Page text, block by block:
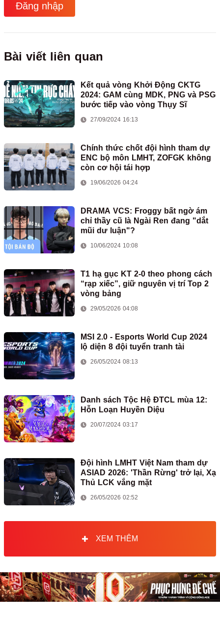
Đăng nhập
Bài viết liên quan
Kết quả vòng Khởi Động CKTG
2024: GAM cùng MDK, PNG và PSG
bước tiếp vào vòng Thụy Sĩ
27/09/2024 16:13
Chính thức chốt đội hình tham dự
ENC bộ môn LMHT, ZOFGK không
còn cơ hội tái hợp
19/06/2026 04:24
DRAMA VCS: Froggy bất ngờ ám
chỉ thầy cũ là Ngài Ren đang "dắt
mũi dư luận"?
10/06/2024 10:08
T1 hạ gục KT 2-0 theo phong cách
“rạp xiếc”, giữ nguyên vị trí Top 2
vòng bảng
29/05/2026 04:08
MSI 2.0 - Esports World Cup 2024
lộ diện 8 đội tuyển tranh tài
26/05/2024 08:13
Danh sách Tộc Hệ ĐTCL mùa 12:
Hỗn Loạn Huyền Diệu
20/07/2024 03:17
Đội hình LMHT Việt Nam tham dự
ASIAD 2026: 'Thần Rừng' trở lại, Xạ
Thủ LCK vắng mặt
26/05/2026 02:52
XEM THÊM